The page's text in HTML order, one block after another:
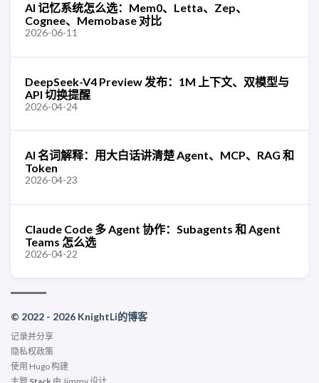
AI 记忆系统怎么选：Mem0、Letta、Zep、
Cognee、Memobase 对比
2026-06-11
DeepSeek-V4 Preview 发布：1M 上下文、双模型与
API 切换提醒
2026-04-24
AI 名词解释：用大白话讲清楚 Agent、MCP、RAG 和
Token
2026-04-23
Claude Code 多 Agent 协作：Subagents 和 Agent
Teams 怎么选
2026-04-22
© 2022 - 2026 KnightLi的博客
记录并分享
隐私权政策
使用 Hugo构建
主题 Stack 由 Jimmy设计